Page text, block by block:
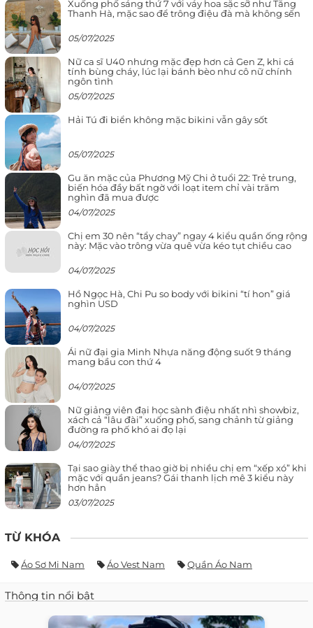
Xuống phố sáng thứ 7 với váy hoa sặc sỡ như Tăng
Thanh Hà, mặc sao để trông điệu đà mà không sến
05/07/2025
Nữ ca sĩ U40 nhưng mặc đẹp hơn cả Gen Z, khi cá
tính bùng cháy, lúc lại bánh bèo như cô nữ chính
ngôn tình
05/07/2025
Hải Tú đi biển không mặc bikini vẫn gây sốt
05/07/2025
Gu ăn mặc của Phương Mỹ Chi ở tuổi 22: Trẻ trung,
biến hóa đầy bất ngờ với loạt item chỉ vài trăm
nghìn đã mua được
04/07/2025
Chị em 30 nên “tẩy chay” ngay 4 kiểu quần ống rộng
này: Mặc vào trông vừa quê vừa kéo tụt chiều cao
04/07/2025
Hồ Ngọc Hà, Chi Pu so body với bikini “tí hon” giá
nghìn USD
04/07/2025
Ái nữ đại gia Minh Nhựa năng động suốt 9 tháng
mang bầu con thứ 4
04/07/2025
Nữ giảng viên đại học sành điệu nhất nhì showbiz,
xách cả “lâu đài” xuống phố, sang chảnh từ giảng
đường ra phố khó ai đọ lại
04/07/2025
Tại sao giày thể thao giờ bị nhiều chị em “xếp xó” khi
mặc với quần jeans? Gái thanh lịch mê 3 kiểu này
hơn hẳn
03/07/2025
TỪ KHÓA
Áo Sơ Mi Nam Áo Vest Nam Quần Áo Nam
Thông tin nổi bật